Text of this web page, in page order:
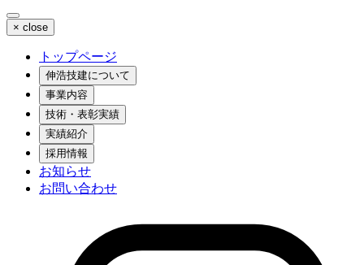
× close
トップページ
伸浩技建について
事業内容
技術・表彰実績
実績紹介
採用情報
お知らせ
お問い合わせ